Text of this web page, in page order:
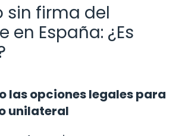
sin firma del
en España: ¿Es
las opciones legales para
unilateral